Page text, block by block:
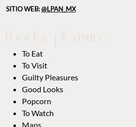
SITIO WEB:@LPAN_MX
To Eat
To Visit
Guilty Pleasures
Good Looks
Popcorn
To Watch
Maps